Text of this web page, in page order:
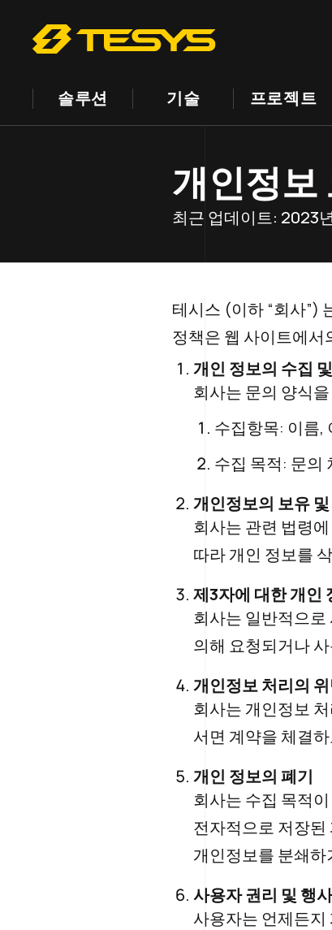
솔루션 기술 프로젝트
개인정보
최근 업데이트: 2023
테시스 (이하 “회사”)
정책은 웹 사이트에서
개인 정보의 수집
회사는 문의 양식
수집항목: 이름,
수집 목적: 문의
개인정보의 보유
회사는 관련 법령
따라 개인 정보를
제3자에 대한 개인
회사는 일반적으로
의해 요청되거나
개인정보 처리의
회사는 개인정보
서면 계약을 체결
개인 정보의 폐기
회사는 수집 목적
전자적으로 저장된
개인정보를 분쇄
사용자 권리 및 행
사용자는 언제든지